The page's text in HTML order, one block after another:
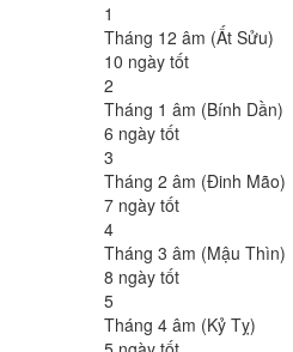
1
Tháng 12 âm (Ất Sửu)
10 ngày tốt
2
Tháng 1 âm (Bính Dần)
6 ngày tốt
3
Tháng 2 âm (Đinh Mão)
7 ngày tốt
4
Tháng 3 âm (Mậu Thìn)
8 ngày tốt
5
Tháng 4 âm (Kỷ Tỵ)